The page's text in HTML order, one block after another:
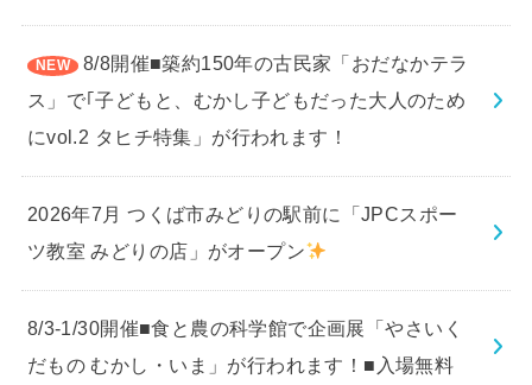
8/8開催■築約150年の古民家「おだなかテラ
ス」で｢子どもと、むかし子どもだった大人のため
にvol.2 タヒチ特集」が行われます！
2026年7月 つくば市みどりの駅前に「JPCスポー
ツ教室 みどりの店」がオープン
8/3-1/30開催■食と農の科学館で企画展「やさいく
だもの むかし・いま」が行われます！■入場無料